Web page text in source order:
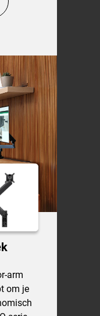
arm
om je